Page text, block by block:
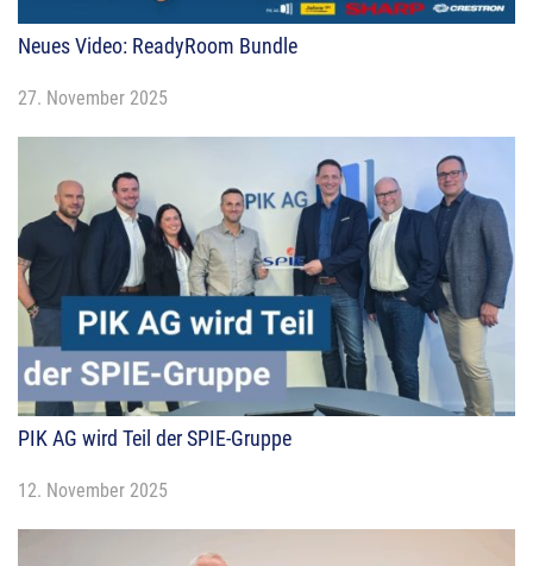
Neues Video: ReadyRoom Bundle
27. November 2025
PIK AG wird Teil der SPIE-Gruppe
12. November 2025